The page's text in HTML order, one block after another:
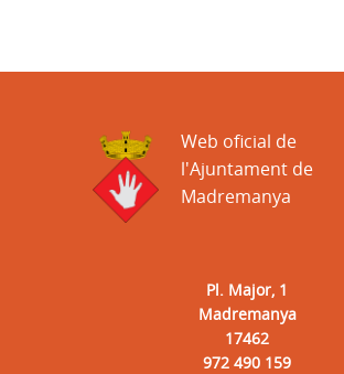
Pl. Major, 1
Madremanya
17462
972 490 159
Web oficial de
l'Ajuntament de
Madremanya